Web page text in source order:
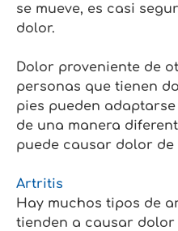
se mueve, es casi
dolor.
Dolor proveniente de
personas que tienen
pies pueden
de una manera
puede causar dolor de
Artritis
Hay muchos tipos de
tienden a causar dolor